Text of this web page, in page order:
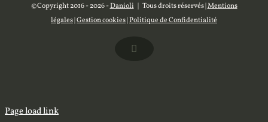
©Copyright 2016 -2026 -Danioli | Tous droits réservés |Mentions
légales|Gestion cookies|Politique de Confidentialité
Facebook
Page load link